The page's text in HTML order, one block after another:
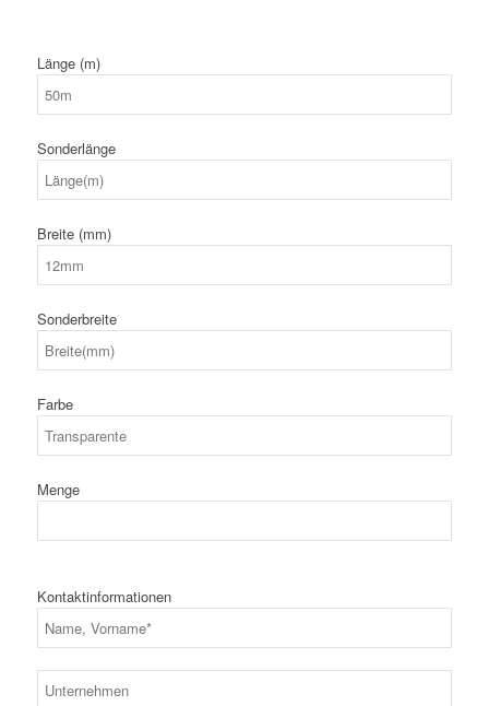
Länge (m)
Sonderlänge
Breite (mm)
Sonderbreite
Farbe
Menge
Kontaktinformationen